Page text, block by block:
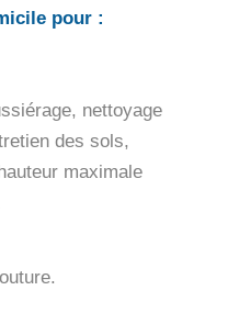
pour :
nettoyage
des sols,
maximale